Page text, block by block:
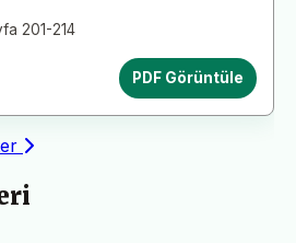
201-214
PDF Görüntüle